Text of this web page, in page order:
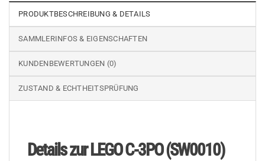
PRODUKTBESCHREIBUNG & DETAILS
SAMMLERINFOS & EIGENSCHAFTEN
KUNDENBEWERTUNGEN (0)
ZUSTAND & ECHTHEITSPRÜFUNG
Details zur LEGO C-3PO (SW0010)